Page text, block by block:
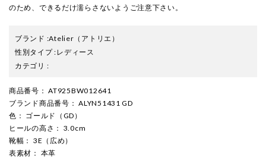
のため、できるだけ濡らさないようご注意下さい。
ブランド :Atelier （アトリエ）
性別タイプ:レディース
カテゴリ :
商品番号 ： AT925BW012641
ブランド商品番号 ： ALYN51431 GD
色 ： ゴールド（GD）
ヒールの高さ ： 3.0cm
靴幅 ： 3E（広め）
表素材 ： 本革